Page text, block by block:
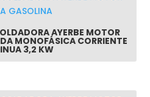
AYERBE MOTOR
MONOFÁSICA CORRIENTE
3,2 KW